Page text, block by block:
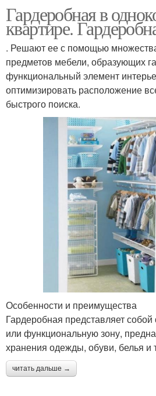
Гардеробная в
квартире.
. Решают ее с помощью
предметов мебели, образующих
функциональный элемент
оптимизировать расположение
быстрого поиска.
Особенности и преимущества
Гардеробная представляет
или функциональную зону,
хранения одежды, обуви, белья и
читать дальше →